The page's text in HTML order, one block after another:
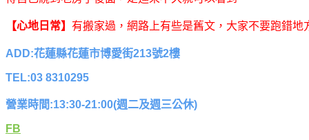
【心地日常】 有搬家過，網路上有些是舊文，大家不要跑錯地
ADD:花蓮縣花蓮市博愛街213號2樓
TEL:03 8310295
營業時間:13:30-21:00(週二及週三公休)
FB